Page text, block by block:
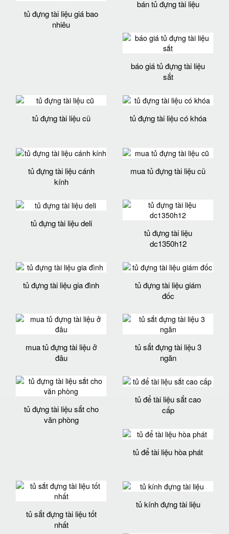
tủ đựng tài liệu giá bao
nhiêu
bán tủ đựng tài liệu
báo giá tủ đựng tài liệu
sắt
tủ đựng tài liệu cũ tủ đựng tài liệu có khóa
tủ đựng tài liệu cánh
kính
mua tủ đựng tài liệu cũ
tủ đựng tài liệu deli
tủ đựng tài liệu
dc1350h12
tủ đựng tài liệu gia đình
tủ đựng tài liệu giám
đốc
mua tủ đựng tài liệu ở
đâu
tủ sắt đựng tài liệu 3
ngăn
tủ đựng tài liệu sắt cho
văn phòng
tủ để tài liệu sắt cao
cấp
tủ để tài liệu hòa phát
tủ sắt đựng tài liệu tốt
nhất
tủ kính đựng tài liệu